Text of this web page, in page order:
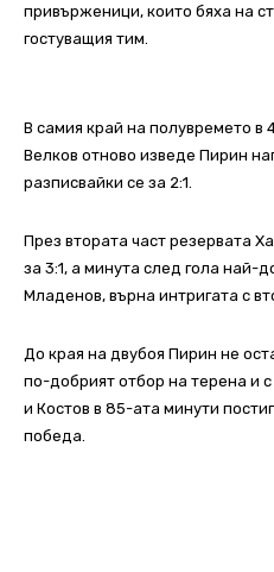
привърженици, които бяха на
гостуващия тим.
В самия край на полувремето в
Велков отново изведе Пирин
разписвайки се за 2:1.
През втората част резервата
за 3:1, а минута след гола най-
Младенов, върна интригата с
До края на двубоя Пирин не
по-добрият отбор на терена и
и Костов в 85-ата минути
победа.